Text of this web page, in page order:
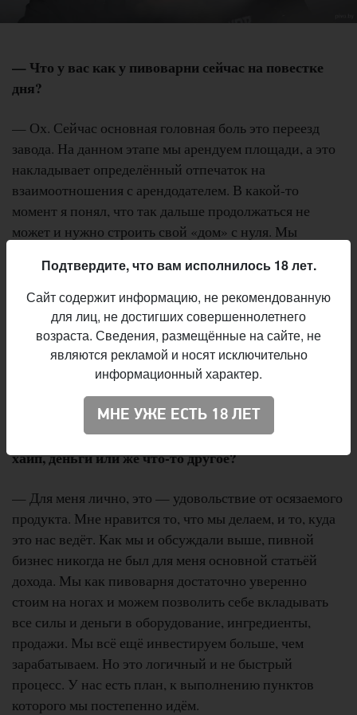
— Что у вас как у пивоварни сейчас на повестке
дня?
— Ох. Сейчас основная головная боль это переезд
завода. На данном этапе мы арендуем площади, а это
накладывает определённый отпечаток на
взаимоотношения с арендодателем. В какой-то
момент я понял, что так дальше продолжаться не
может и нужно строить свой «дом» с нуля. Мы
надеемся, что сможем переехать туда в самые
короткие сроки. Там мы уже сделаем, наконец, всё как
мы хотим. Помимо этого мы работаем над нашим
ассортиментом, стараясь не отставать от современных
трендов. Мы постоянно выпускаем несколько
флагманских сортов, разбавляя их экспериментами,
сезонными релизами и коллаборациями.
— Для тебя крафтовое пиво — это история про
хайп, деньги или же что-то другое?
— Для меня лично, это — удовольствие от осязаемого
продукта. Мне нравится то, что мы делаем, и то, куда
это нас ведёт. Как мы и обсуждали выше, пивной
бизнес никогда не был для меня основной статьёй
дохода. Мы как пивоварня достаточно уверенно
стоим на ногах и можем позволить себе вкладывать
все силы и деньги в оборудование, ингредиенты,
продажи. Мы всё ещё инвестируем больше, чем
зарабатываем. Но это логичный и не быстрый
процесс. У нас есть план, к выполнению пунктов
которого мы постепенно идём.
Подтвердите, что вам исполнилось 18 лет.
Сайт содержит информацию, не рекомендованную
для лиц, не достигших совершеннолетнего
возраста. Сведения, размещённые на сайте, не
являются рекламой и носят исключительно
информационный характер.
МНЕ УЖЕ ЕСТЬ 18 ЛЕТ